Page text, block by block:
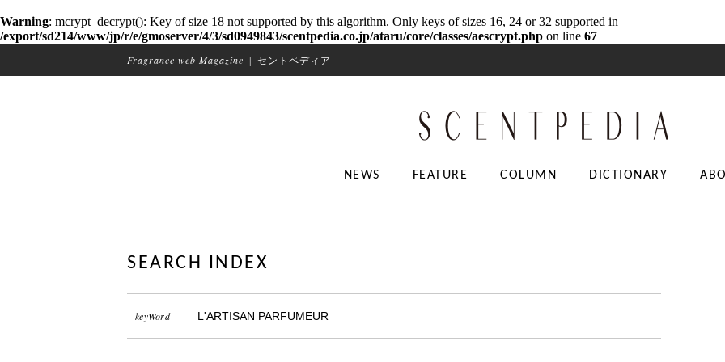
Warning: mcrypt_decrypt(): Key of size 18 not supported by this algorithm. Only keys of sizes 16, 24 or 32 supported in
/export/sd214/www/jp/r/e/gmoserver/4/3/sd0949843/scentpedia.co.jp/ataru/core/classes/aescrypt.php on line 67
Fragrance web Magazine セントペディア
NEWS FEATURE COLUMN DICTIONARY
SEARCH INDEX
keyWord L'ARTISAN PARFUMEUR